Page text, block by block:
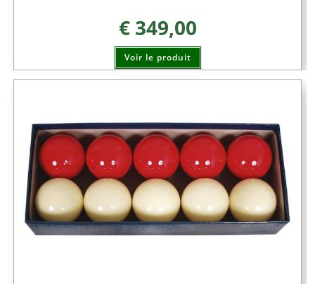
€349,00
Voir le produit